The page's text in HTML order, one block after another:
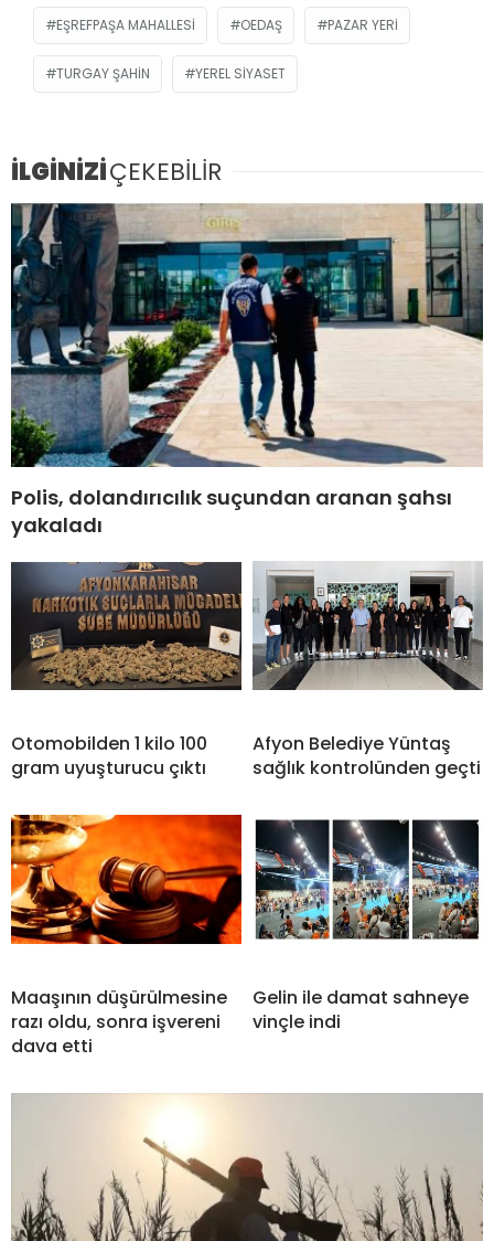
EŞREFPAŞA MAHALLESI OEDAŞ PAZAR YERI
TURGAY ŞAHIN YEREL SIYASET
İLGİNİZİÇEKEBİLİR
Polis, dolandırıcılık suçundan aranan şahsı
yakaladı
Otomobilden 1 kilo 100
gram uyuşturucu çıktı
Afyon Belediye Yüntaş
sağlık kontrolünden geçti
Maaşının düşürülmesine
razı oldu, sonra işvereni
dava etti
Gelin ile damat sahneye
vinçle indi